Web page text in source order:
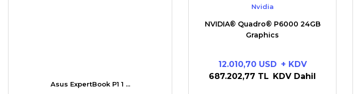
Asus ExpertBook P1 1 ...
Nvidia
NVIDIA® Quadro® P6000 24GB
Graphics
12.010,70 USD + KDV
687.202,77 TL KDV Dahil